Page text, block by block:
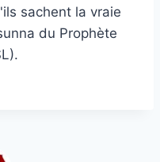
sachent la vraie
du Prophète